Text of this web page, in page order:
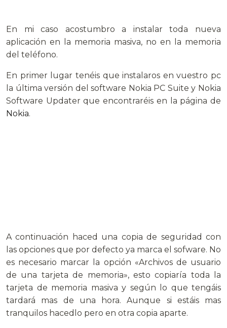
En mi caso acostumbro a instalar toda nueva
aplicación en la memoria masiva, no en la memoria
del teléfono.
En primer lugar tenéis que instalaros en vuestro pc
la última versión del software Nokia PC Suite y Nokia
Software Updater que encontraréis en la página de
Nokia.
A continuación haced una copia de seguridad con
las opciones que por defecto ya marca el sofware. No
es necesario marcar la opción «Archivos de usuario
de una tarjeta de memoria», esto copiaría toda la
tarjeta de memoria masiva y según lo que tengáis
tardará mas de una hora. Aunque si estáis mas
tranquilos hacedlo pero en otra copia aparte.